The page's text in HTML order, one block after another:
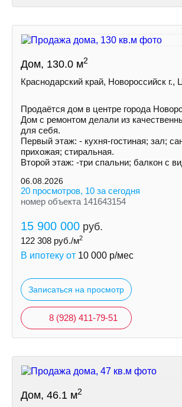
Дом, 130.0 м2
Краснодарский край, Новороссийск г.,
Продаётся дом в центре города
Дом с ремонтом делали из
для себя.
Первый этаж: - кухня-гостиная; зал;
прихожая; стиральная.
Второй этаж: -три спальни; балкон с
06.08.2026
20 просмотров, 10 за сегодня
номер объекта 141643154
15 900 000 руб.
122 308 руб./м2
В ипотеку от 10 000 р/мес
Записаться на просмотр
8 (928) 411-79-51
Дом, 46.1 м2